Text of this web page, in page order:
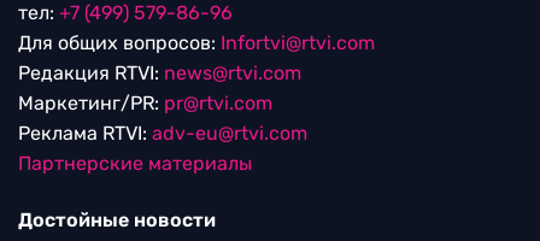
тел: +7 (499) 579-86-96
Для общих вопросов: Infortvi@rtvi.com
Редакция RTVI: news@rtvi.com
Маркетинг/PR: pr@rtvi.com
Реклама RTVI: adv-eu@rtvi.com
Партнерские материалы
Достойные новости